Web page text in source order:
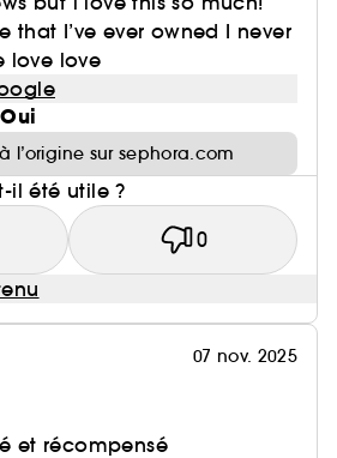
that I’ve ever owned I never
love love
l’origine sur sephora.com
il été utile ?
0
07 nov. 2025
et récompensé